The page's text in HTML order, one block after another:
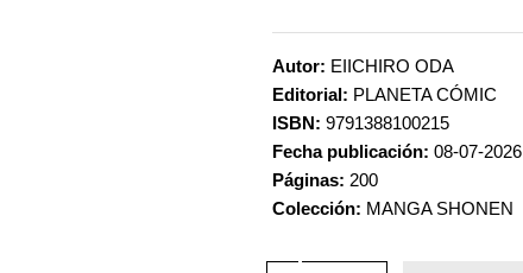
Autor: EIICHIRO ODA
Editorial: PLANETA CÓMIC
ISBN: 9791388100215
Fecha publicación: 08-07-2026
Páginas: 200
Colección: MANGA SHONEN